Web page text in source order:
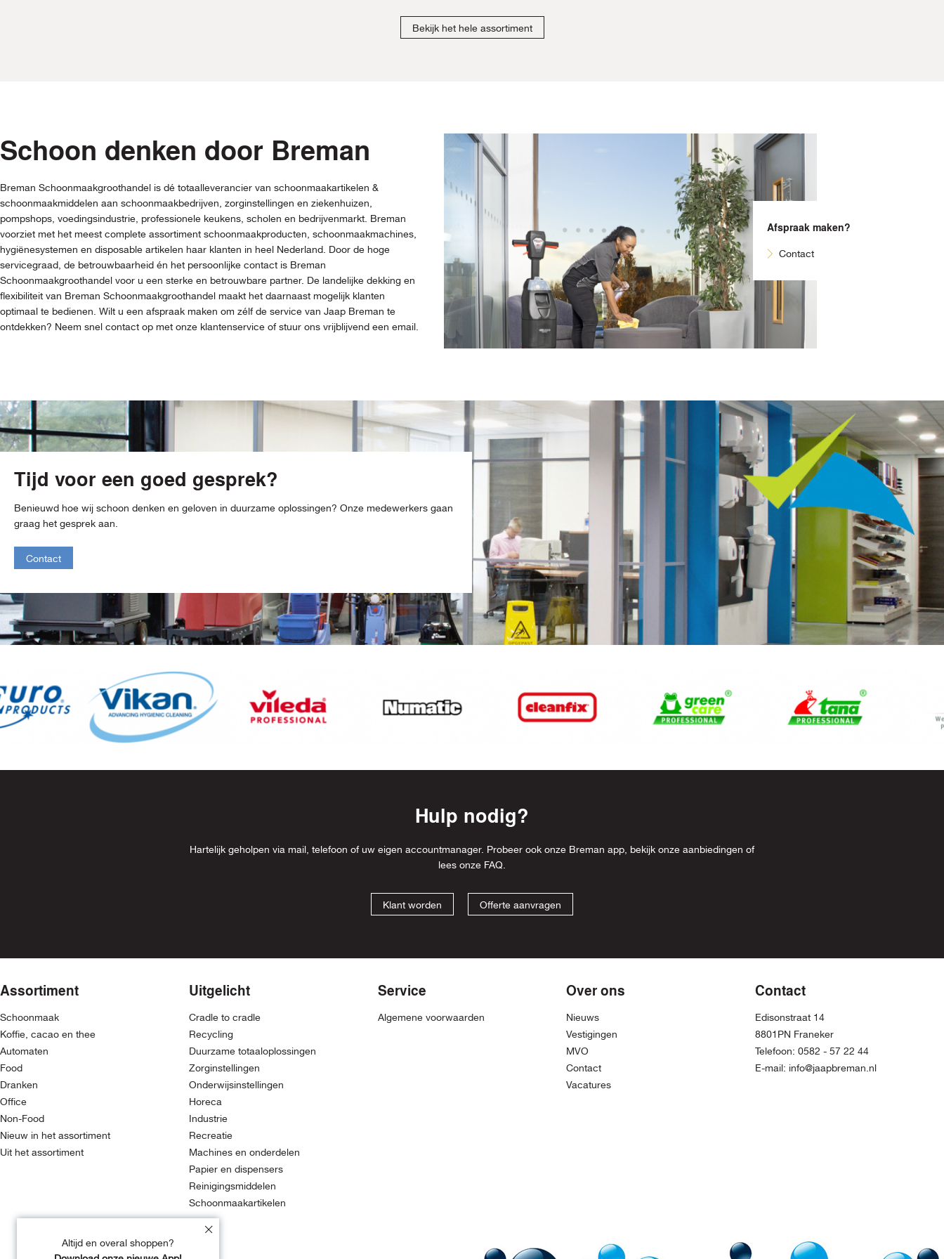
Bekijk het hele assortiment
Schoon denken door Breman
Breman Schoonmaakgroothandel is dé totaalleverancier van schoonmaakartikelen &
schoonmaakmiddelen aan schoonmaakbedrijven, zorginstellingen en ziekenhuizen,
pompshops, voedingsindustrie, professionele keukens, scholen en bedrijvenmarkt. Breman
voorziet met het meest complete assortiment schoonmaakproducten, schoonmaakmachines,
hygiënesystemen en disposable artikelen haar klanten in heel Nederland. Door de hoge
servicegraad, de betrouwbaarheid én het persoonlijke contact is Breman
Schoonmaakgroothandel voor u een sterke en betrouwbare partner. De landelijke dekking en
flexibiliteit van Breman Schoonmaakgroothandel maakt het daarnaast mogelijk klanten
optimaal te bedienen. Wilt u een afspraak maken om zélf de service van Jaap Breman te
ontdekken? Neem snel contact op met onze klantenservice of stuur ons vrijblijvend een email.
Afspraak maken?
Contact
Tijd voor een goed gesprek?
Benieuwd hoe wij schoon denken en geloven in duurzame oplossingen? Onze medewerkers gaan
graag het gesprek aan.
Contact
Item
Hulp nodig?
Hartelijk geholpen via mail, telefoon of uw eigen accountmanager. Probeer ook onze Breman app, bekijk onze aanbiedingen of
lees onze FAQ.
Klant worden Offerte aanvragen
Assortiment
Schoonmaak
Koffie, cacao en thee
Automaten
Food
Dranken
Office
Non-Food
Nieuw in het assortiment
Uit het assortiment
Uitgelicht
Cradle to cradle
Recycling
Duurzame totaaloplossingen
Zorginstellingen
Onderwijsinstellingen
Horeca
Industrie
Recreatie
Machines en onderdelen
Papier en dispensers
Reinigingsmiddelen
Schoonmaakartikelen
Service
Algemene voorwaarden
Over ons
Nieuws
Vestigingen
MVO
Contact
Vacatures
Contact
Edisonstraat 14
8801PN Franeker
Telefoon:0582 - 57 22 44
E-mail: info@jaapbreman.nl
Altijd en overal shoppen?